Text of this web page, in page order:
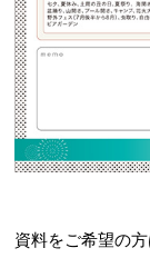
資料をご希望の